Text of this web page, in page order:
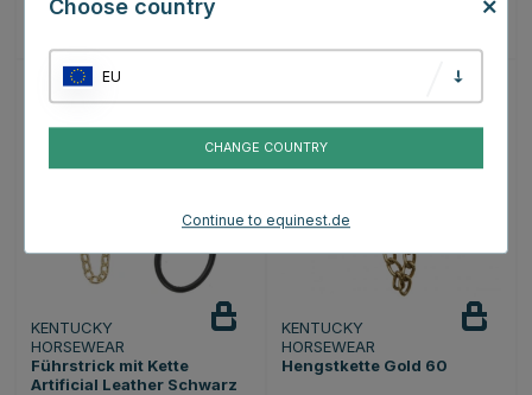
KENTUCKY
HORSEWEAR
Führstrick mit Kette
Artificial Leather Schwarz
KENTUCKY
HORSEWEAR
Hengstkette Gold 60
Choose country
EU
CHANGE COUNTRY
Continue to equinest.de